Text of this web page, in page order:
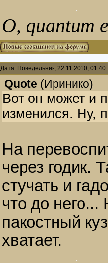
О, quantum
Дата: Понедельник, 22.11.2010,
Quote (Иринико)
Вот он может и
изменился. Ну,
На
через годик.
стучать и
что до него...
пакостный
хватает.